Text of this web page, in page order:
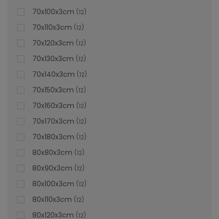
70x100x3cm 12
70x110x3cm 12
70x120x3cm 12
70x130x3cm 12
70x140x3cm 12
70x150x3cm 12
70x160x3cm 12
70x170x3cm 12
70x180x3cm 12
80x80x3cm 12
80x90x3cm 12
80x100x3cm 12
80x110x3cm 12
80x120x3cm 12